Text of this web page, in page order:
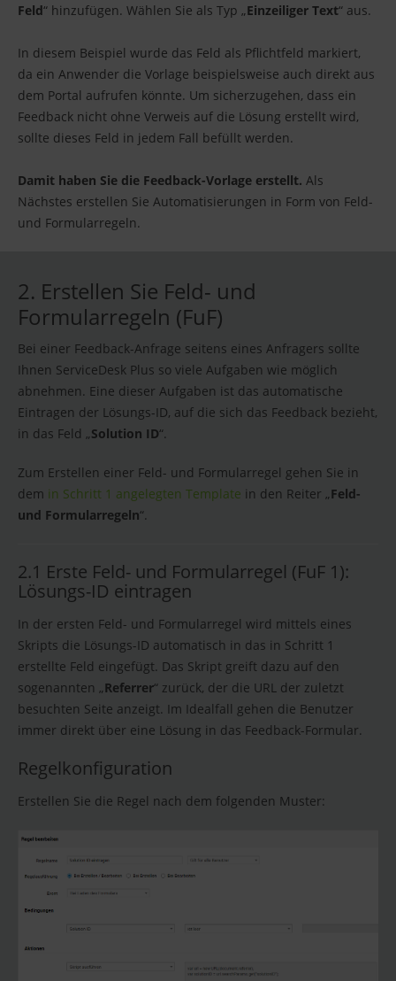
Feld“ hinzufügen. Wählen Sie als Typ „Einzeiliger Text“ aus.
In diesem Beispiel wurde das Feld als Pflichtfeld markiert,
da ein Anwender die Vorlage beispielsweise auch direkt aus
dem Portal aufrufen könnte. Um sicherzugehen, dass ein
Feedback nicht ohne Verweis auf die Lösung erstellt wird,
sollte dieses Feld in jedem Fall befüllt werden.
Damit haben Sie die Feedback-Vorlage erstellt. Als
Nächstes erstellen Sie Automatisierungen in Form von Feld-
und Formularregeln.
2. Erstellen Sie Feld- und
Formularregeln (FuF)
Bei einer Feedback-Anfrage seitens eines Anfragers sollte
Ihnen ServiceDesk Plus so viele Aufgaben wie möglich
abnehmen. Eine dieser Aufgaben ist das automatische
Eintragen der Lösungs-ID, auf die sich das Feedback bezieht,
in das Feld „Solution ID“.
Zum Erstellen einer Feld- und Formularregel gehen Sie in
dem in Schritt 1 angelegten Template in den Reiter „Feld-
und Formularregeln“.
2.1 Erste Feld- und Formularregel (FuF 1):
Lösungs-ID eintragen
In der ersten Feld- und Formularregel wird mittels eines
Skripts die Lösungs-ID automatisch in das in Schritt 1
erstellte Feld eingefügt. Das Skript greift dazu auf den
sogenannten „Referrer“ zurück, der die URL der zuletzt
besuchten Seite anzeigt. Im Idealfall gehen die Benutzer
immer direkt über eine Lösung in das Feedback-Formular.
Regelkonfiguration
Erstellen Sie die Regel nach dem folgenden Muster: